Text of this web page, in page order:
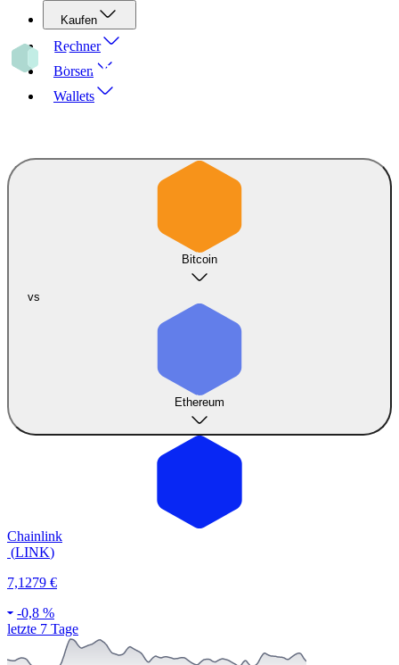
Kaufen
Rechner
Börsen
Wallets
Bitcoin
vs
Ethereum
Chainlink
(LINK)
7,1279 €
-0,8 %
letzte 7 Tage